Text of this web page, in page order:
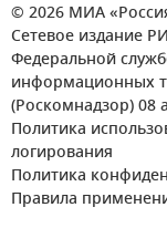
© 2026 МИА
Сетевое издание
Федеральной
информационных
(Роскомнадзор) 08
Политика
логирования
Политика
Правила